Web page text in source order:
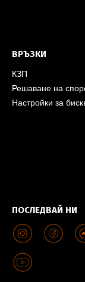
ВРЪЗКИ
КЗП
Решаване на
Настройки за
ПОСЛЕДВАЙ НИ